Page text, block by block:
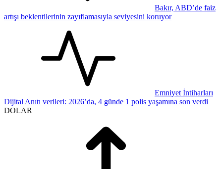
Bakır, ABD’de faiz
artışı beklentilerinin zayıflamasıyla seviyesini koruyor
Emniyet İntiharları
Dijital Anıtı verileri: 2026’da, 4 günde 1 polis yaşamına son verdi
DOLAR